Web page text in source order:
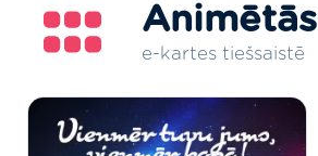
Animētās
e-kartes tiešsaistē